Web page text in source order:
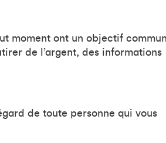
moment ont un objectif
de l’argent, des informations
de toute personne qui vous